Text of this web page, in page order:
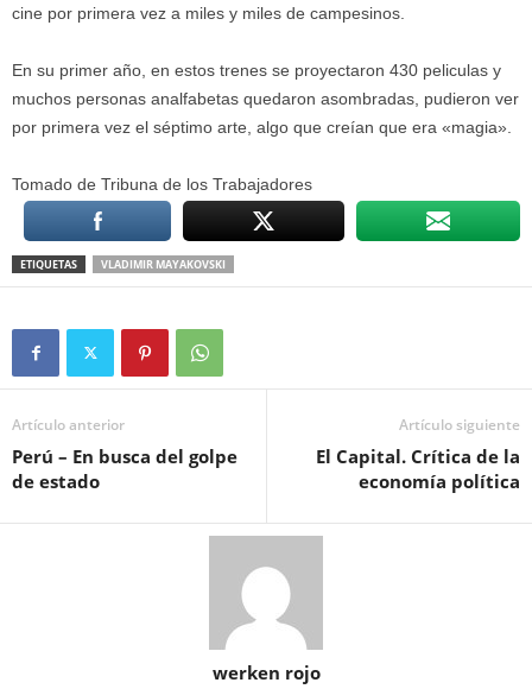
cine por primera vez a miles y miles de campesinos.
En su primer año, en estos trenes se proyectaron 430 peliculas y
muchos personas analfabetas quedaron asombradas, pudieron ver
por primera vez el séptimo arte, algo que creían que era «magia».
Tomado de Tribuna de los Trabajadores
ETIQUETAS VLADIMIR MAYAKOVSKI
Artículo anterior
Perú – En busca del golpe
de estado
Artículo siguiente
El Capital. Crítica de la
economía política
werken rojo